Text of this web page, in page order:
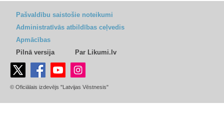
Pašvaldību saistošie noteikumi
Administratīvās atbildības ceļvedis
Apmācības
Pilnā versija
Par Likumi.lv
© Oficiālais izdevējs "Latvijas Vēstnesis"